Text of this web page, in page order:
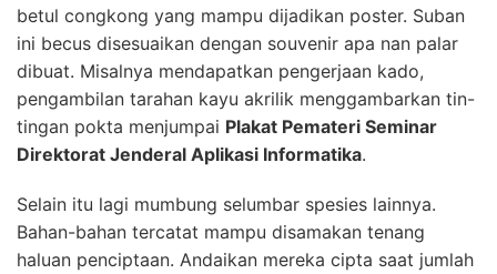
betul congkong yang mampu dijadikan poster. Suban
ini becus disesuaikan dengan souvenir apa nan palar
dibuat. Misalnya mendapatkan pengerjaan kado,
pengambilan tarahan kayu akrilik menggambarkan tin-
tingan pokta menjumpai Plakat Pemateri Seminar
Direktorat Jenderal Aplikasi Informatika.
Selain itu lagi mumbung selumbar spesies lainnya.
Bahan-bahan tercatat mampu disamakan tenang
haluan penciptaan. Andaikan mereka cipta saat jumlah